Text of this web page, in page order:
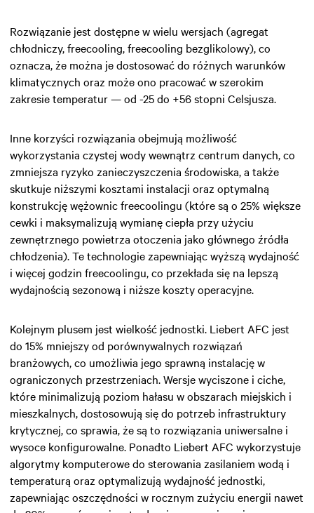
Rozwiązanie jest dostępne w wielu wersjach (agregat
chłodniczy, freecooling, freecooling bezglikolowy), co
oznacza, że można je dostosować do różnych warunków
klimatycznych oraz może ono pracować w szerokim
zakresie temperatur — od -25 do +56 stopni Celsjusza.
Inne korzyści rozwiązania obejmują możliwość
wykorzystania czystej wody wewnątrz centrum danych, co
zmniejsza ryzyko zanieczyszczenia środowiska, a także
skutkuje niższymi kosztami instalacji oraz optymalną
konstrukcję wężownic freecoolingu (które są o 25% większe
cewki i maksymalizują wymianę ciepła przy użyciu
zewnętrznego powietrza otoczenia jako głównego źródła
chłodzenia). Te technologie zapewniając wyższą wydajność
i więcej godzin freecoolingu, co przekłada się na lepszą
wydajnością sezonową i niższe koszty operacyjne.
Kolejnym plusem jest wielkość jednostki. Liebert AFC jest
do 15% mniejszy od porównywalnych rozwiązań
branżowych, co umożliwia jego sprawną instalację w
ograniczonych przestrzeniach. Wersje wyciszone i ciche,
które minimalizują poziom hałasu w obszarach miejskich i
mieszkalnych, dostosowują się do potrzeb infrastruktury
krytycznej, co sprawia, że są to rozwiązania uniwersalne i
wysoce konfigurowalne. Ponadto Liebert AFC wykorzystuje
algorytmy komputerowe do sterowania zasilaniem wodą i
temperaturą oraz optymalizują wydajność jednostki,
zapewniając oszczędności w rocznym zużyciu energii nawet